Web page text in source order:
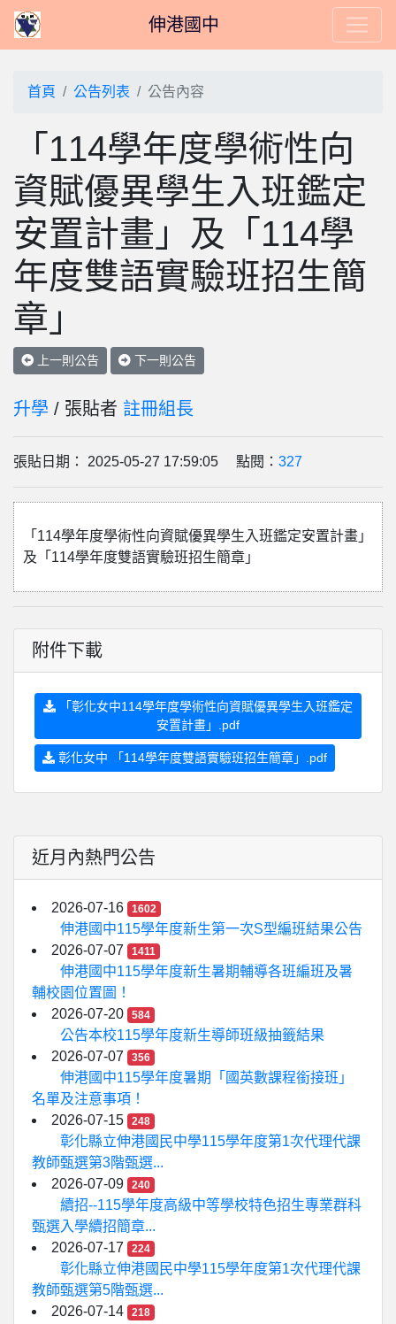
伸港國中
首頁 公告列表 公告內容
「114學年度學術性向
資賦優異學生入班鑑定
安置計畫」及「114學
年度雙語實驗班招生簡
章」
上一則公告 下一則公告
升學 / 張貼者 註冊組長
張貼日期： 2025-05-27 17:59:05 點閱： 327
「114學年度學術性向資賦優異學生入班鑑定安置計畫」
及「114學年度雙語實驗班招生簡章」
附件下載
「彰化女中114學年度學術性向資賦優異學生入班鑑定
安置計畫」.pdf
彰化女中 「114學年度雙語實驗班招生簡章」.pdf
近月內熱門公告
2026-07-16 1602
伸港國中115學年度新生第一次S型編班結果公告
2026-07-07
1411
伸港國中115學年度新生暑期輔導各班編班及暑
輔校園位置圖！
2026-07-20
584
公告本校115學年度新生導師班級抽籤結果
2026-07-07
356
伸港國中115學年度暑期「國英數課程銜接班」
名單及注意事項！
2026-07-15
248
彰化縣立伸港國民中學115學年度第1次代理代課
教師甄選第3階甄選...
2026-07-09
240
續招--115學年度高級中等學校特色招生專業群科
甄選入學續招簡章...
2026-07-17
224
彰化縣立伸港國民中學115學年度第1次代理代課
教師甄選第5階甄選...
2026-07-14
218